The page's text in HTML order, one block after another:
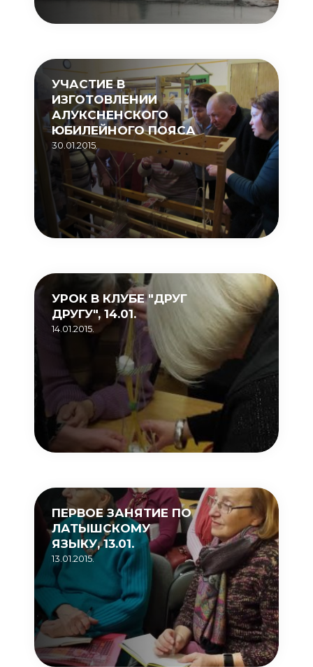
УЧАСТИЕ В
ИЗГОТОВЛЕНИИ
АЛУКСНЕНСКОГО
ЮБИЛЕЙНОГО ПОЯСА
30.01.2015.
УРОК В КЛУБЕ "ДРУГ
ДРУГУ", 14.01.
14.01.2015.
ПЕРВОЕ ЗАНЯТИЕ ПО
ЛАТЫШСКОМУ
ЯЗЫКУ, 13.01.
13.01.2015.